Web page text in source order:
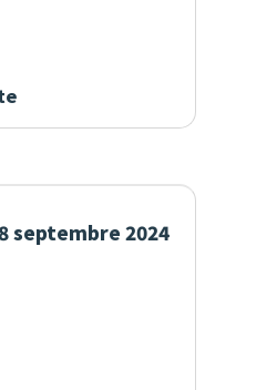
septembre 2024